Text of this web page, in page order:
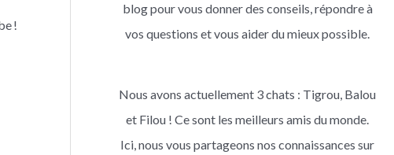
!
blog pour vous donner des conseils, répondre à
vos questions et vous aider du mieux possible.
Nous avons actuellement 3 chats : Tigrou, Balou
et Filou ! Ce sont les meilleurs amis du monde.
Ici, nous vous partageons nos connaissances sur